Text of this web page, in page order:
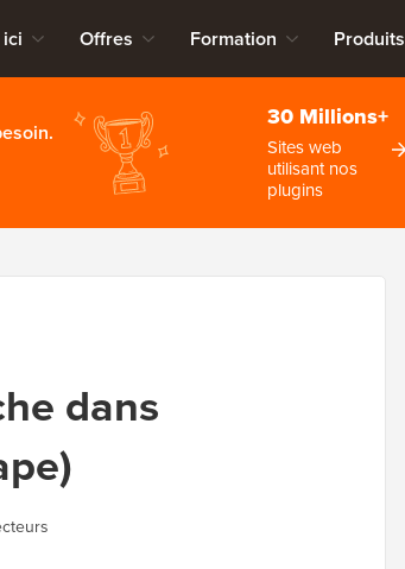
Offres Formation Produits
30 Millions+
Sites web
utilisant nos
plugins
dans